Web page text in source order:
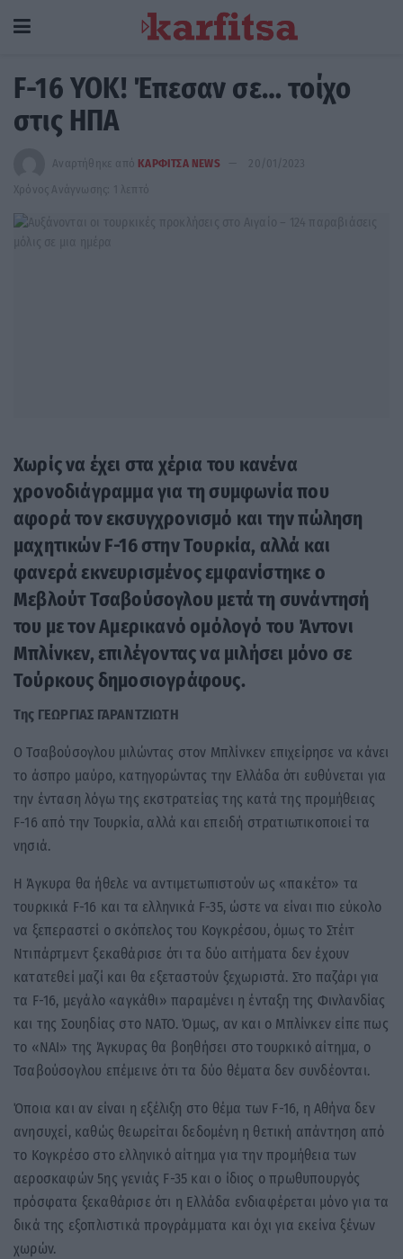
F-16 YOK! Έπεσαν σε… τοίχο
στις ΗΠΑ
Αναρτήθηκε από ΚΑΡΦΙΤΣΑ NEWS
20/01/2023
Χρόνος Ανάγνωσης: 1 λεπτό
Χωρίς να έχει στα χέρια του κανένα
χρονοδιάγραμμα για τη συμφωνία που
αφορά τον εκσυγχρονισμό και την πώληση
μαχητικών F-16 στην Τουρκία, αλλά και
φανερά εκνευρισμένος εμφανίστηκε ο
Μεβλούτ Τσαβούσογλου μετά τη συνάντησή
του με τον Αμερικανό ομόλογό του Άντονι
Μπλίνκεν, επιλέγοντας να μιλήσει μόνο σε
Τούρκους δημοσιογράφους.
Της ΓΕΩΡΓΙΑΣ ΓΑΡΑΝΤΖΙΩΤΗ
O Τσαβούσογλου μιλώντας στον Μπλίνκεν επιχείρησε να κάνει
το άσπρο μαύρο, κατηγορώντας την Ελλάδα ότι ευθύνεται για
την ένταση λόγω της εκστρατείας της κατά της προμήθειας
F-16 από την Τουρκία, αλλά και επειδή στρατιωτικοποιεί τα
νησιά.
Η Άγκυρα θα ήθελε να αντιμετωπιστούν ως «πακέτο» τα
τουρκικά F-16 και τα ελληνικά F-35, ώστε να είναι πιο εύκολο
να ξεπεραστεί ο σκόπελος του Κογκρέσου, όμως το Στέιτ
Ντιπάρτμεντ ξεκαθάρισε ότι τα δύο αιτήματα δεν έχουν
κατατεθεί μαζί και θα εξεταστούν ξεχωριστά. Στο παζάρι για
τα F-16, μεγάλο «αγκάθι» παραμένει η ένταξη της Φινλανδίας
και της Σουηδίας στο ΝΑΤΟ. Όμως, αν και ο Μπλίνκεν είπε πως
το «ΝΑΙ» της Άγκυρας θα βοηθήσει στο τουρκικό αίτημα, ο
Τσαβούσογλου επέμεινε ότι τα δύο θέματα δεν συνδέονται.
Όποια και αν είναι η εξέλιξη στο θέμα των F-16, η Αθήνα δεν
ανησυχεί, καθώς θεωρείται δεδομένη η θετική απάντηση από
το Κογκρέσο στο ελληνικό αίτημα για την προμήθεια των
αεροσκαφών 5ης γενιάς F-35 και ο ίδιος ο πρωθυπουργός
πρόσφατα ξεκαθάρισε ότι η Ελλάδα ενδιαφέρεται μόνο για τα
δικά της εξοπλιστικά προγράμματα και όχι για εκείνα ξένων
χωρών.